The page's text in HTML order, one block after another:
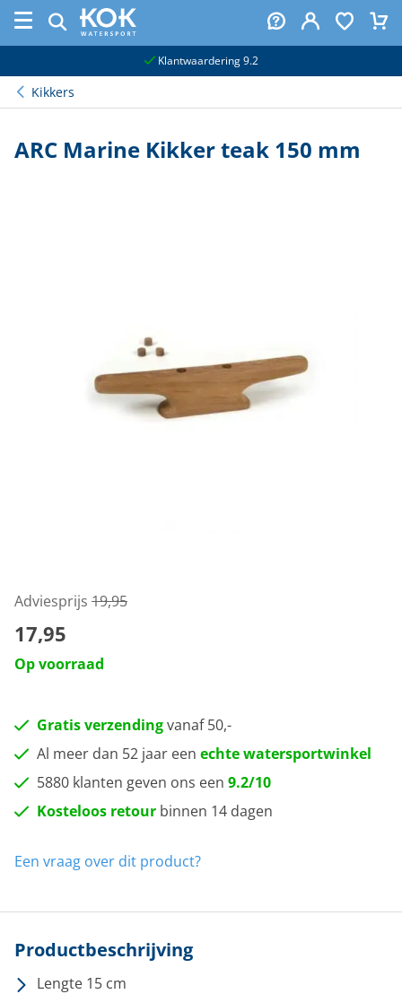
Klantwaardering 9.2
Kikkers
ARC Marine Kikker teak 150 mm
Adviesprijs 19,95
17,95
Op voorraad
Gratis verzendingvanaf 50,-
Al meer dan 52 jaar een echte watersportwinkel
5880 klanten geven ons een 9.2/10
Kosteloos retour binnen 14 dagen
Een vraag over dit product?
Productbeschrijving
Lengte 15 cm